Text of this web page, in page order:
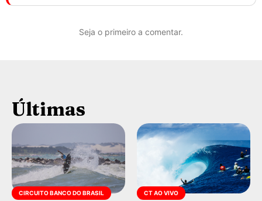
Seja o primeiro a comentar.
Últimas
CIRCUITO BANCO DO BRASIL CT AO VIVO